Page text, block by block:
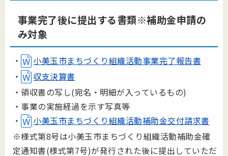
事業完了後に提出する書類※補助金申請の
み対象
・
小美玉市まちづくり組織活動事業完了報告書
・
収支決算書
・領収書の写し(宛名・明細が入っているもの)
・事業の実施経過を示す写真等
・
小美玉市まちづくり組織活動補助金交付請求書
※様式第8号は小美玉市まちづくり組織活動補助金確
定通知書(様式第7号)が発行された後に提出していただ